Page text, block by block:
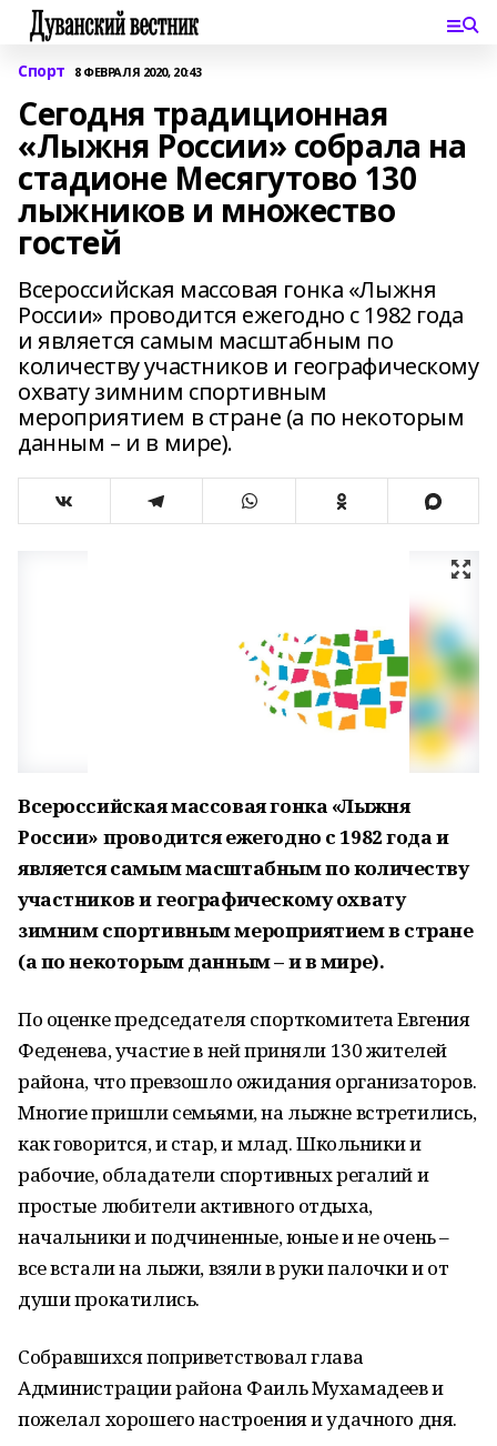
Спорт 8 ФЕВРАЛЯ 2020, 20:43
Сегодня традиционная
«Лыжня России» собрала на
стадионе Месягутово 130
лыжников и множество
гостей
Всероссийская массовая гонка «Лыжня
России» проводится ежегодно с 1982 года
и является самым масштабным по
количеству участников и географическому
охвату зимним спортивным
мероприятием в стране (а по некоторым
данным – и в мире).
Всероссийская массовая гонка «Лыжня
России» проводится ежегодно с 1982 года и
является самым масштабным по количеству
участников и географическому охвату
зимним спортивным мероприятием в стране
(а по некоторым данным – и в мире).
По оценке председателя спорткомитета Евгения
Феденева, участие в ней приняли 130 жителей
района, что превзошло ожидания организаторов.
Многие пришли семьями, на лыжне встретились,
как говорится, и стар, и млад. Школьники и
рабочие, обладатели спортивных регалий и
простые любители активного отдыха,
начальники и подчиненные, юные и не очень –
все встали на лыжи, взяли в руки палочки и от
души прокатились.
Собравшихся поприветствовал глава
Администрации района Фаиль Мухамадеев и
пожелал хорошего настроения и удачного дня.